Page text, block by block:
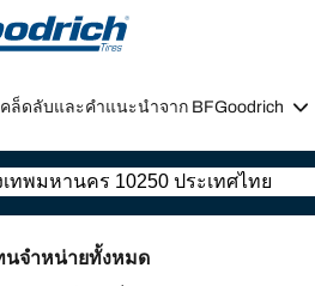
Go to page navigation
คล็ดลับและคำแนะนำจาก BFGoodrich
จำหน่ายทั้งหมด